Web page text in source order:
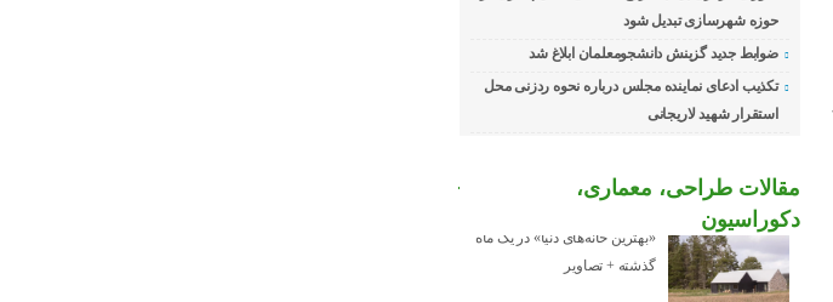
حوزه شهرسازی تبدیل شود
ضوابط جدید گزینش دانشجومعلمان ابلاغ شد
تکذیب ادعای نماینده مجلس درباره نحوه ردزنی محل
استقرار شهید لاریجانی
مقالات طراحی، معماری،
دکوراسیون
«بهترین خانه‌های دنیا» در یک ماه
گذشته + تصاویر